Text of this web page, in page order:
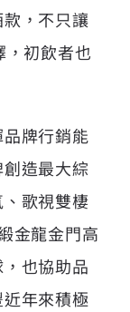
，不只讓
初飲者也
牌行銷能
造最大綜
歌視雙棲
金龍金門高
也協助品
年來積極